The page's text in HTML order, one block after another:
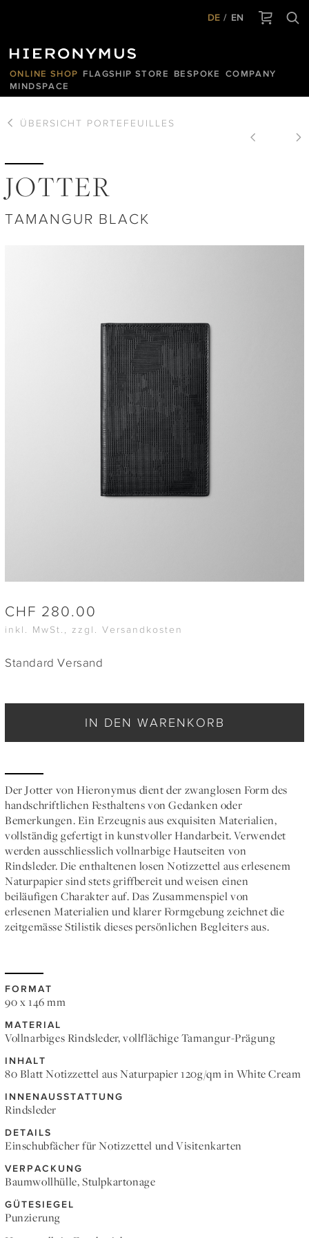
DE EN
ONLINE SHOP FLAGSHIP STORE BESPOKE
COMPANY
MINDSPACE
ÜBERSICHT PORTEFEUILLES
JOTTER
TAMANGUR BLACK
CHF 280.00
inkl. MwSt., zzgl. Versandkosten
Standard Versand
IN DEN WARENKORB
Der Jotter von Hieronymus dient der zwanglosen Form des
handschriftlichen Festhaltens von Gedanken oder
Bemerkungen. Ein Erzeugnis aus exquisiten Materialien,
vollständig gefertigt in kunstvoller Handarbeit. Verwendet
werden ausschliesslich vollnarbige Hautseiten von
Rindsleder. Die enthaltenen losen Notizzettel aus erlesenem
Naturpapier sind stets griffbereit und weisen einen
beiläufigen Charakter auf. Das Zusammenspiel von
erlesenen Materialien und klarer Formgebung zeichnet die
zeitgemässe Stilistik dieses persönlichen Begleiters aus.
FORMAT
90 x 146 mm
MATERIAL
Vollnarbiges Rindsleder, vollflächige Tamangur-Prägung
INHALT
80 Blatt Notizzettel aus Naturpapier 120g/qm in White Cream
INNENAUSSTATTUNG
Rindsleder
DETAILS
Einschubfächer für Notizzettel und Visitenkarten
VERPACKUNG
Baumwollhülle, Stulpkartonage
GÜTESIEGEL
Punzierung